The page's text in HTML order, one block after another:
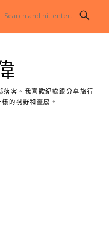
客。我喜歡紀錄跟分享旅行
的視野和靈感。